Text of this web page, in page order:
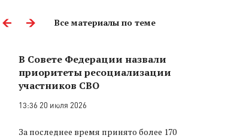
Все материалы по теме
В Совете Федерации назвали
приоритеты ресоциализации
участников СВО
13:36 20 июля 2026
За последнее время принято более 170